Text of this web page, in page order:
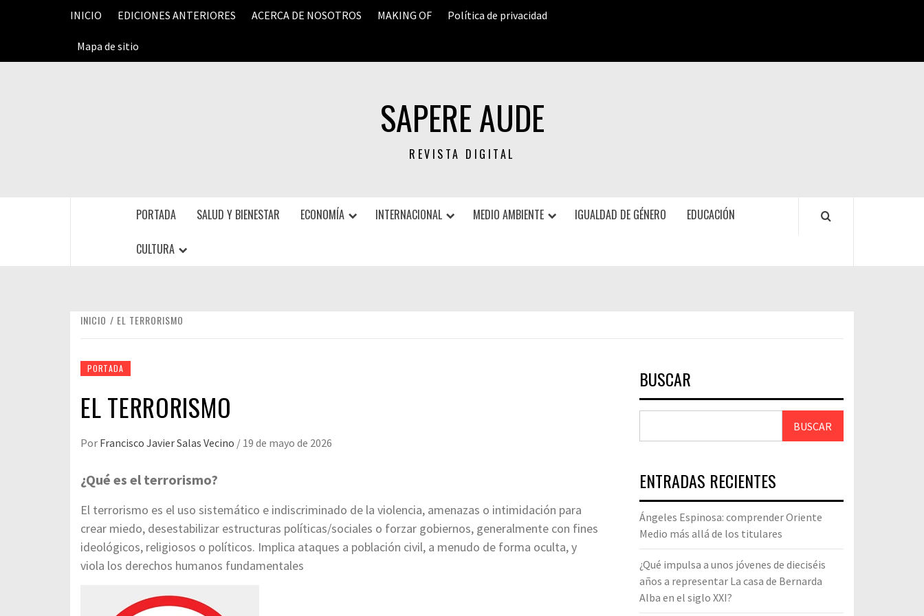
INICIO EDICIONES ANTERIORES ACERCA DE NOSOTROS MAKING OF Política de privacidad
Mapa de sitio
SAPERE AUDE
REVISTA DIGITAL
PORTADA SALUD Y BIENESTAR ECONOMÍA INTERNACIONAL MEDIO AMBIENTE IGUALDAD DE GÉNERO EDUCACIÓN
CULTURA
INICIO EL TERRORISMO
PORTADA
EL TERRORISMO
Por Francisco Javier Salas Vecino / 19 de mayo de 2026
¿Qué es el terrorismo?
El terrorismo es el uso sistemático e indiscriminado de la violencia, amenazas o intimidación para
crear miedo, desestabilizar estructuras políticas/sociales o forzar gobiernos, generalmente con fines
ideológicos, religiosos o políticos. Implica ataques a población civil, a menudo de forma oculta, y
viola los derechos humanos fundamentales
BUSCAR
BUSCAR
ENTRADAS RECIENTES
Ángeles Espinosa: comprender Oriente
Medio más allá de los titulares
¿Qué impulsa a unos jóvenes de dieciséis
años a representar La casa de Bernarda
Alba en el siglo XXI?